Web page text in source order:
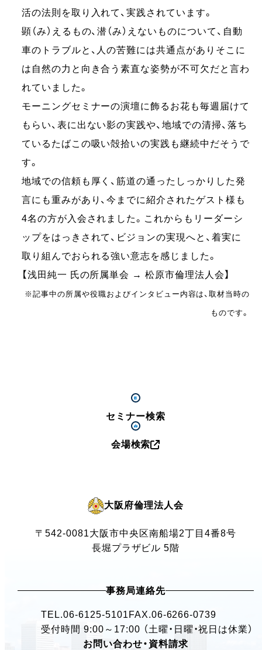
活の法則を取り入れて、実践されています。
顕（み）えるもの、潜（み）えないものについて、自動
車のトラブルと、人の苦難には共通点がありそこに
は自然の力と向き合う素直な姿勢が不可欠だと言わ
れていました。
モーニングセミナーの演壇に飾るお花も毎週届けて
もらい、表に出ない影の実践や、地域での清掃、落ち
ているたばこの吸い殻拾いの実践も継続中だそうで
す。
地域での信頼も厚く、筋道の通ったしっかりした発
言にも重みがあり、今までに紹介されたゲスト様も
4名の方が入会されました。これからもリーダーシ
ップをはっきされて、ビジョンの実現へと、着実に
取り組んでおられる強い意志を感じました。
【浅田純一 氏の所属単会 → 松原市倫理法人会】
※記事中の所属や役職およびインタビュー内容は、取材当時の
ものです。
セミナー検索
会場検索
大阪府倫理法人会
〒542-0081大阪市中央区南船場2丁目4番8号
長堀プラザビル 5階
事務局連絡先
TEL.06-6125-5101 FAX.06-6266-0739
受付時間 9:00～17:00 （土曜・日曜・祝日は休業）
お問い合わせ・資料請求